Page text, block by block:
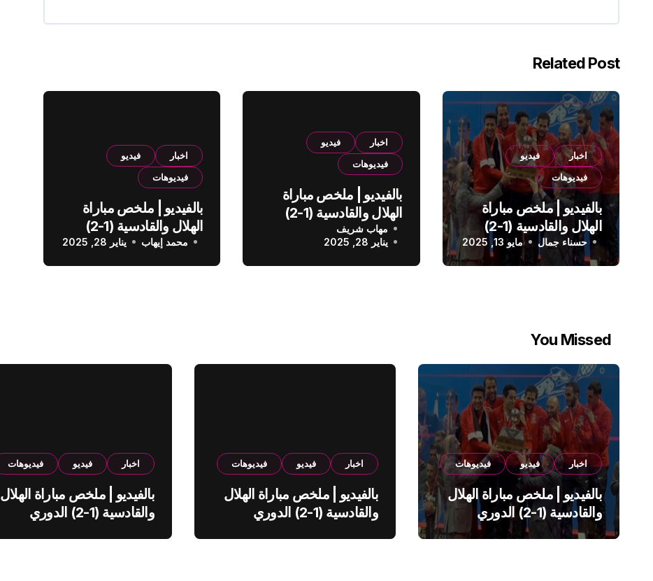
Related Post
اخبار
فيديو
فيديوهات
بالفيديو | ملخص مباراة
الهلال والقادسية (1-2)
الدوري السعودي
حسناء جمال مايو 13, 2025
اخبار
فيديو
فيديوهات
بالفيديو | ملخص مباراة
الهلال والقادسية (1-2)
الدوري السعودي
مهاب شريف
يناير 28, 2025
اخبار
فيديو
فيديوهات
بالفيديو | ملخص مباراة
الهلال والقادسية (1-2)
الدوري السعودي
محمد إيهاب يناير 28, 2025
You Missed
اخبار فيديو فيديوهات
بالفيديو | ملخص مباراة الهلال
والقادسية (1-2) الدوري
السعودي
اخبار فيديو فيديوهات
بالفيديو | ملخص مباراة الهلال
والقادسية (1-2) الدوري
اخبار فيديو فيديوهات
بالفيديو | ملخص مباراة الهلال
والقادسية (1-2) الدوري